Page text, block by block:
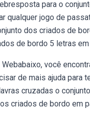
para o
qualquer jogo de
dos criados de
de bordo 5 letras
você
de mais ajuda para
cruzadas o
criados de bordo em